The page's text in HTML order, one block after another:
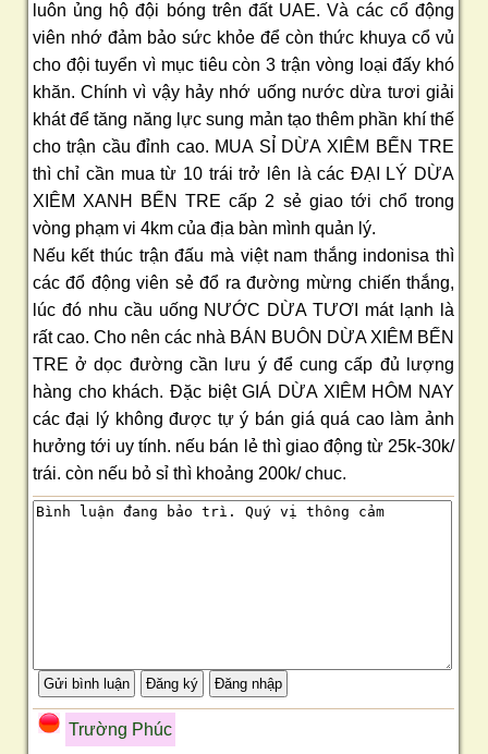
luôn ủng hộ đội bóng trên đất UAE. Và các cổ động
viên nhớ đảm bảo sức khỏe để còn thức khuya cổ vủ
cho đội tuyển vì mục tiêu còn 3 trận vòng loại đấy khó
khăn. Chính vì vậy hảy nhớ uống nước dừa tươi giải
khát để tăng năng lực sung mản tạo thêm phần khí thế
cho trận cầu đỉnh cao. MUA SỈ DỪA XIÊM BẾN TRE
thì chỉ cần mua từ 10 trái trở lên là các ĐẠI LÝ DỪA
XIÊM XANH BẾN TRE cấp 2 sẻ giao tới chổ trong
vòng phạm vi 4km của địa bàn mình quản lý.
Nếu kết thúc trận đấu mà việt nam thắng indonisa thì
các đổ động viên sẻ đổ ra đường mừng chiến thắng,
lúc đó nhu cầu uống NƯỚC DỪA TƯƠI mát lạnh là
rất cao. Cho nên các nhà BÁN BUÔN DỪA XIÊM BẾN
TRE ở dọc đường cần lưu ý để cung cấp đủ lượng
hàng cho khách. Đặc biệt GIÁ DỪA XIÊM HÔM NAY
các đại lý không được tự ý bán giá quá cao làm ảnh
hưởng tới uy tính. nếu bán lẻ thì giao động từ 25k-30k/
trái. còn nếu bỏ sỉ thì khoảng 200k/ chuc.
Trường Phúc